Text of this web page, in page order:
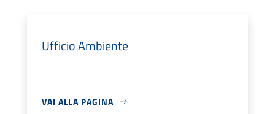
Ufficio Ambiente
VAI ALLA PAGINA